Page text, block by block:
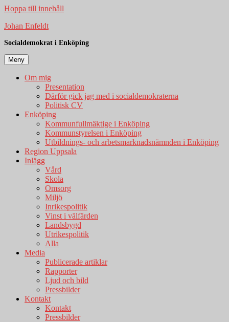
Hoppa till innehåll
Johan Enfeldt
Socialdemokrat i Enköping
Meny
Om mig
Presentation
Därför gick jag med i socialdemokraterna
Politisk CV
Enköping
Kommunfullmäktige i Enköping
Kommunstyrelsen i Enköping
Utbildnings- och arbetsmarknadsnämnden i Enköping
Region Uppsala
Inlägg
Vård
Skola
Omsorg
Miljö
Inrikespolitik
Vinst i välfärden
Landsbygd
Utrikespolitik
Alla
Media
Publicerade artiklar
Rapporter
Ljud och bild
Pressbilder
Kontakt
Kontakt
Pressbilder